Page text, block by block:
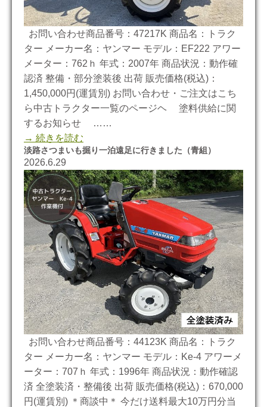
お問い合わせ商品番号：47217K 商品名：トラク
ター メーカー名：ヤンマー モデル：EF222 アワー
メーター：762ｈ 年式：2007年 商品状況：動作確
認済 整備・部分塗装後 出荷 販売価格(税込)：
1,450,000円(運賃別) お問い合わせ・ご注文はこち
ら中古トラクター一覧のページヘ 塗料供給に関
するお知らせ ……
→ 続きを読む
淡路さつまいも掘り一泊遠足に行きました（青組）
2026.6.29
お問い合わせ商品番号：44123K 商品名：トラク
ター メーカー名：ヤンマー モデル：Ke-4 アワーメ
ーター：707ｈ 年式：1996年 商品状況：動作確認
済 全塗装済・整備後 出荷 販売価格(税込)：670,000
円(運賃別) ＊商談中＊ 今だけ送料最大10万円分当